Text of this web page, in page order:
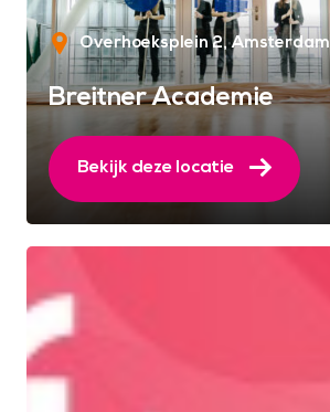
Overhoeksplein 2 Amsterdam
Breitner Academie
Bekijk deze locatie